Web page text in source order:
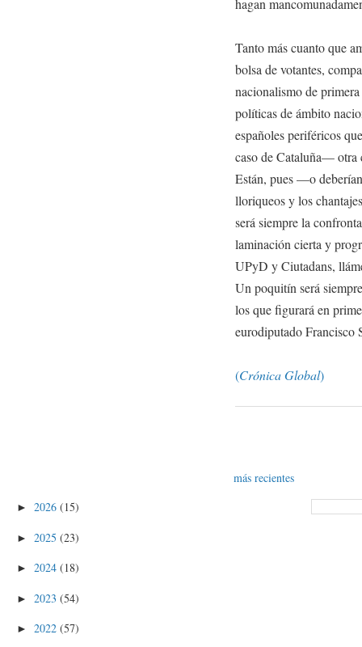
hagan
Tanto más cuanto que
bolsa de votantes,
nacionalismo de
políticas de ámbito
españoles periféricos
caso de Cataluña— otra
Están, pues —o
lloriqueos y los
será siempre la
laminación cierta y
UPyD y Ciutadans,
Un poquitín será
los que figurará en
eurodiputado Francisco
(Crónica Global)
más recientes
► 2026 (15)
► 2025 (23)
► 2024 (18)
► 2023 (54)
► 2022 (57)